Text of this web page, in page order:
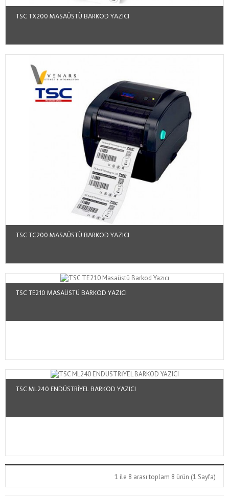
TSC TX200 MASAÜSTÜ BARKOD YAZICI
TSC TC200 MASAÜSTÜ BARKOD YAZICI
TSC TE210 MASAÜSTÜ BARKOD YAZICI
TSC ML240 ENDÜSTRİYEL BARKOD YAZICI
1 ile 8 arası toplam 8 ürün (1 Sayfa)